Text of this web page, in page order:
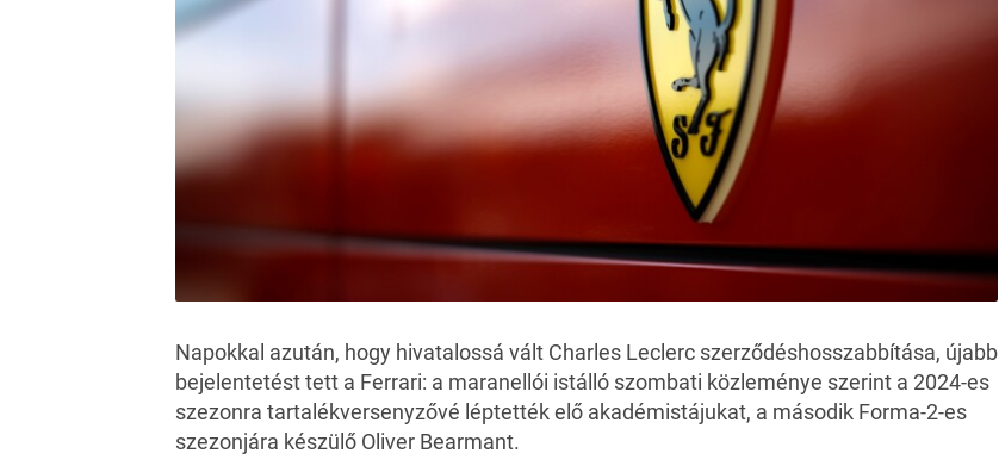
Napokkal azután, hogy hivatalossá vált Charles Leclerc szerződéshosszabbítása, újabb
bejelentetést tett a Ferrari: a maranellói istálló szombati közleménye szerint a 2024-es
szezonra tartalékversenyzővé léptették elő akadémistájukat, a második Forma-2-es
szezonjára készülő Oliver Bearmant.